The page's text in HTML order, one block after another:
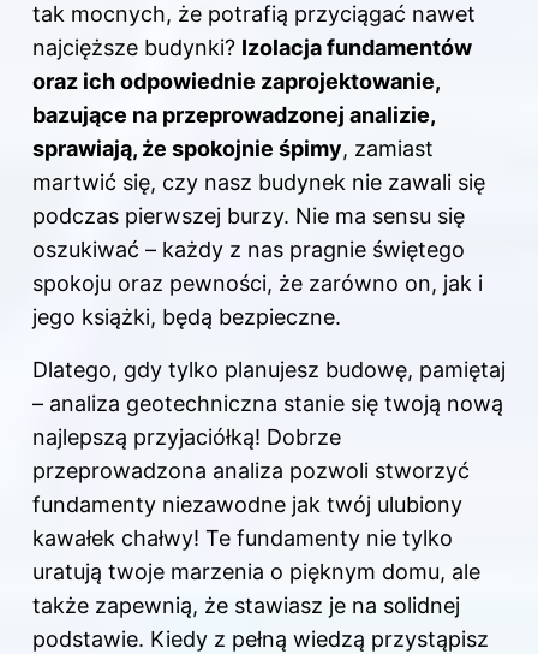
tak mocnych, że potrafią przyciągać nawet
najcięższe budynki? Izolacja fundamentów
oraz ich odpowiednie zaprojektowanie,
bazujące na przeprowadzonej analizie,
sprawiają, że spokojnie śpimy, zamiast
martwić się, czy nasz budynek nie zawali się
podczas pierwszej burzy. Nie ma sensu się
oszukiwać – każdy z nas pragnie świętego
spokoju oraz pewności, że zarówno on, jak i
jego książki, będą bezpieczne.
Dlatego, gdy tylko planujesz budowę, pamiętaj
– analiza geotechniczna stanie się twoją nową
najlepszą przyjaciółką! Dobrze
przeprowadzona analiza pozwoli stworzyć
fundamenty niezawodne jak twój ulubiony
kawałek chałwy! Te fundamenty nie tylko
uratują twoje marzenia o pięknym domu, ale
także zapewnią, że stawiasz je na solidnej
podstawie. Kiedy z pełną wiedzą przystąpisz